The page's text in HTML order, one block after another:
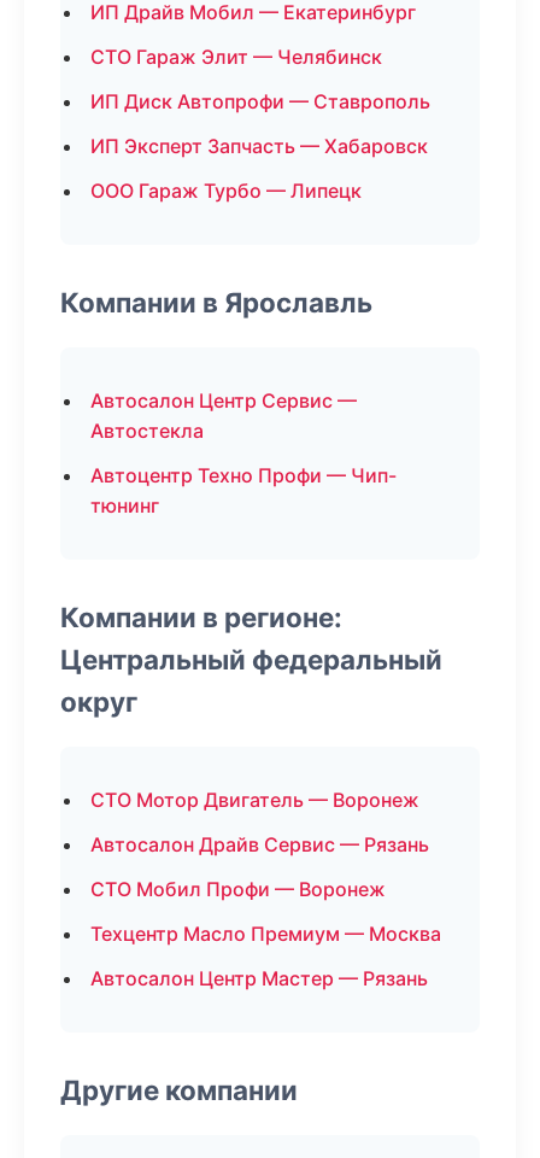
ИП Драйв Мобил — Екатеринбург
СТО Гараж Элит — Челябинск
ИП Диск Автопрофи — Ставрополь
ИП Эксперт Запчасть — Хабаровск
ООО Гараж Турбо — Липецк
Компании в Ярославль
Автосалон Центр Сервис —
Автостекла
Автоцентр Техно Профи — Чип-
тюнинг
Компании в регионе:
Центральный федеральный
округ
СТО Мотор Двигатель — Воронеж
Автосалон Драйв Сервис — Рязань
СТО Мобил Профи — Воронеж
Техцентр Масло Премиум — Москва
Автосалон Центр Мастер — Рязань
Другие компании